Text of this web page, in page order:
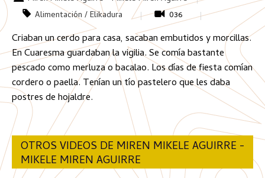
Alimentación / Elikadura
036
Criaban un cerdo para casa, sacaban embutidos y morcillas.
En Cuaresma guardaban la vigilia. Se comía bastante
pescado como merluza o bacalao. Los días de fiesta comían
cordero o paella. Tenían un tío pastelero que les daba
postres de hojaldre.
OTROS VIDEOS DE MIREN MIKELE AGUIRRE -
MIKELE MIREN AGUIRRE